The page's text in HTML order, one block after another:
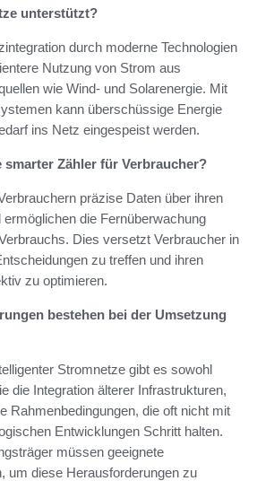
unterstützt?
durch moderne Technologien
Nutzung von Strom aus
wie Wind- und Solarenergie. Mit
kann überschüssige Energie
ins Netz eingespeist werden.
smarter Zähler für Verbraucher?
präzise Daten über ihren
die Fernüberwachung
Dies versetzt Verbraucher in
zu treffen und ihren
zu optimieren.
bestehen bei der Umsetzung
Stromnetze gibt es sowohl
die Integration älterer Infrastrukturen,
Rahmenbedingungen, die oft nicht mit
Entwicklungen Schritt halten.
müssen geeignete
um diese Herausforderungen zu